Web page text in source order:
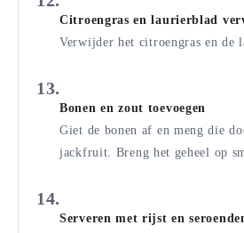
Citroengras en laurierblad
Verwijder het citroengras en de
Bonen en zout toevoegen
Giet de bonen af en meng die
jackfruit. Breng het geheel op
Serveren met rijst en